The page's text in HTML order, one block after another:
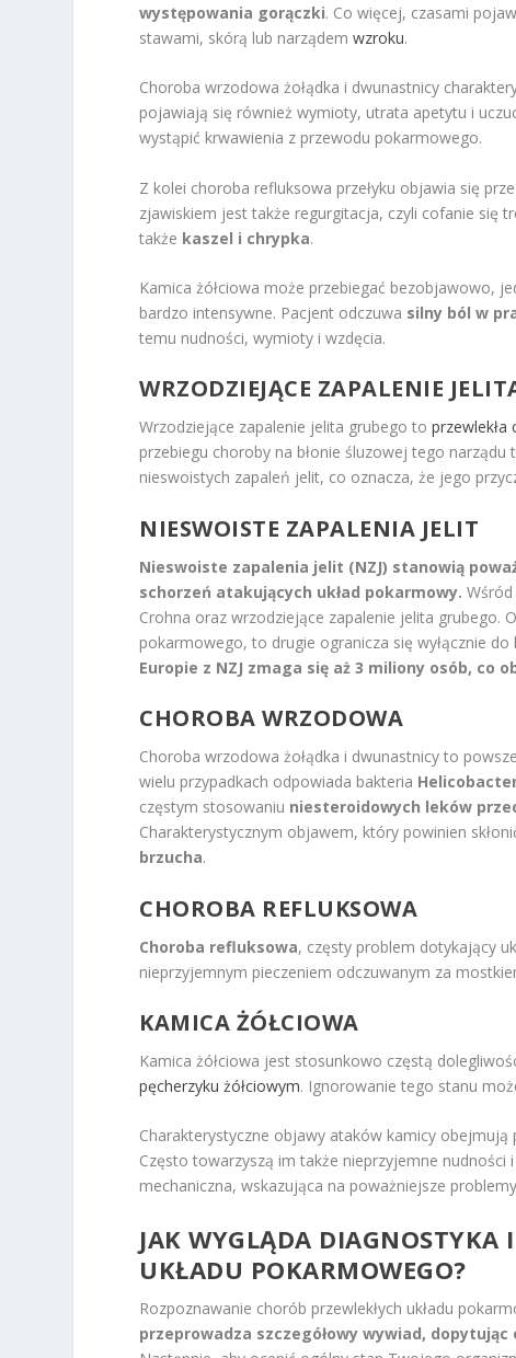
występowania gorączki. Co więcej, czasami
stawami, skórą lub narządemwzroku.
Choroba wrzodowa żołądka i dwunastnicy
pojawiają się również wymioty, utrata apetytu i
wystąpić krwawienia z przewodu pokarmowego.
Z kolei choroba refluksowa przełyku objawia się
zjawiskiem jest także regurgitacja, czyli cofanie się
także kaszel i chrypka.
Kamica żółciowa może przebiegać bezobjawowo,
bardzo intensywne. Pacjent odczuwa silny ból w
temu nudności, wymioty i wzdęcia.
WRZODZIEJĄCE ZAPALENIE
Wrzodziejące zapalenie jelita grubego toprzewlekła
przebiegu choroby na błonie śluzowej tego
nieswoistych zapaleń jelit, co oznacza, że jego
NIESWOISTE ZAPALENIA JELIT
Nieswoiste zapalenia jelit (NZJ) stanowią
schorzeń atakujących układ pokarmowy.
Crohna oraz wrzodziejące zapalenie jelita grubego.
pokarmowego, to drugie ogranicza się wyłącznie
Europie z NZJ zmaga się aż 3 miliony osób, co
CHOROBA WRZODOWA
Choroba wrzodowa żołądka i dwunastnicy to
wielu przypadkach odpowiada bakteria
częstym stosowaniu niesteroidowych leków
Charakterystycznym objawem, który powinien
brzucha.
CHOROBA REFLUKSOWA
Choroba refluksowa, częsty problem dotykający
nieprzyjemnym pieczeniem odczuwanym za
KAMICA ŻÓŁCIOWA
Kamica żółciowa jest stosunkowo częstą
pęcherzyku żółciowym. Ignorowanie tego stanu
Charakterystyczne objawy ataków kamicy
Często towarzyszą im także nieprzyjemne
mechaniczna, wskazująca na poważniejsze
JAK WYGLĄDA DIAGNOSTYKA
UKŁADU POKARMOWEGO?
Rozpoznawanie chorób przewlekłych układu
przeprowadza szczegółowy wywiad,